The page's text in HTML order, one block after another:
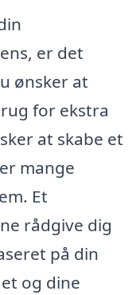
er det
ønsker at
for ekstra
at skabe et
mange
Et
rådgive dig
på din
og dine